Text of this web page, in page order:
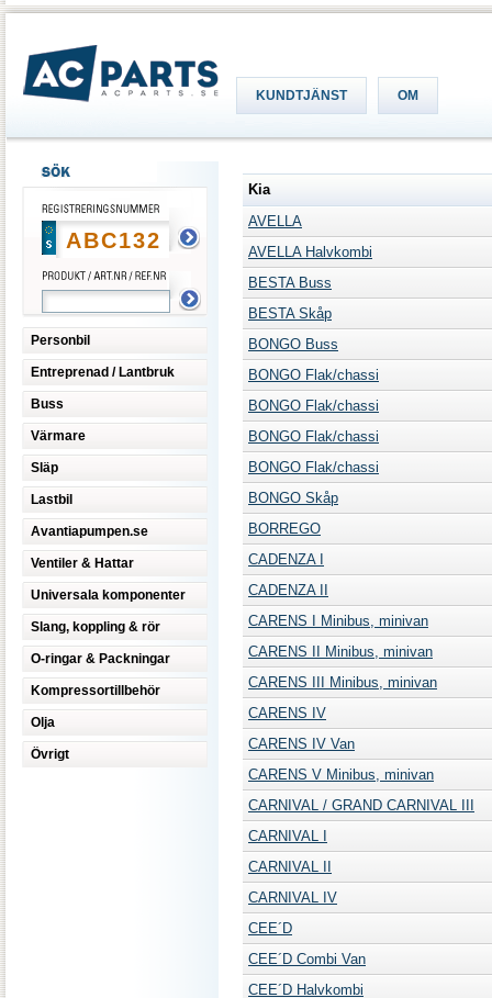
KUNDTJÄNST OM
Personbil
Entreprenad / Lantbruk
Buss
Värmare
Släp
Lastbil
Avantiapumpen.se
Ventiler & Hattar
Universala komponenter
Slang, koppling & rör
O-ringar & Packningar
Kompressortillbehör
Olja
Övrigt
Kia
AVELLA
AVELLA Halvkombi
BESTA Buss
BESTA Skåp
BONGO Buss
BONGO Flak/chassi
BONGO Flak/chassi
BONGO Flak/chassi
BONGO Flak/chassi
BONGO Skåp
BORREGO
CADENZA I
CADENZA II
CARENS I Minibus, minivan
CARENS II Minibus, minivan
CARENS III Minibus, minivan
CARENS IV
CARENS IV Van
CARENS V Minibus, minivan
CARNIVAL / GRAND CARNIVAL III
CARNIVAL I
CARNIVAL II
CARNIVAL IV
CEE´D
CEE´D Combi Van
CEE´D Halvkombi